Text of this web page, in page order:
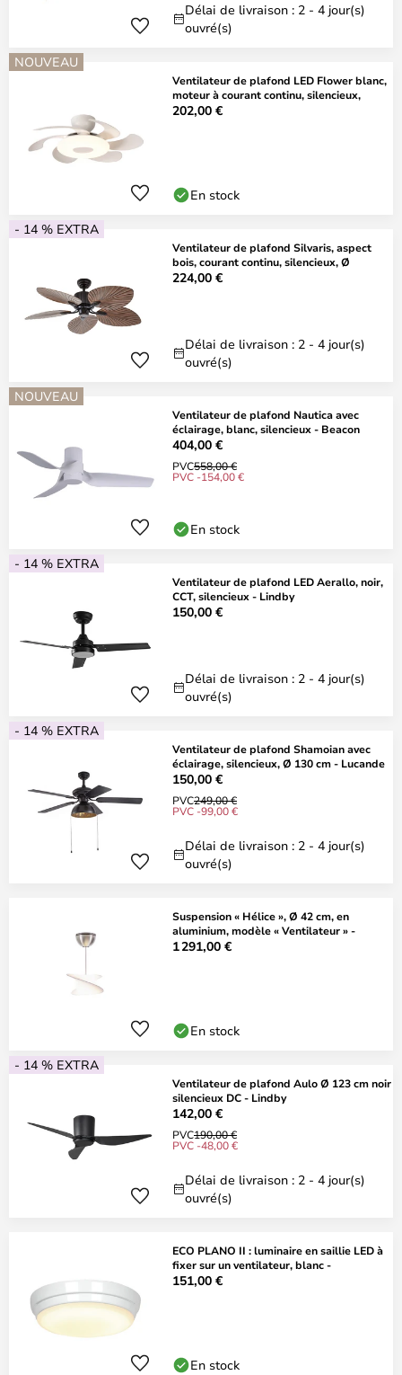
Délai de livraison : 2 - 4 jour(s)
ouvré(s)
NOUVEAU
Ventilateur de plafond LED Flower blanc,
moteur à courant continu, silencieux,
202,00 €
En stock
- 14 % EXTRA
Ventilateur de plafond Silvaris, aspect
bois, courant continu, silencieux, Ø
224,00 €
Délai de livraison : 2 - 4 jour(s)
ouvré(s)
NOUVEAU
Ventilateur de plafond Nautica avec
éclairage, blanc, silencieux - Beacon
404,00 €
PVC558,00 €
PVC -154,00 €
En stock
- 14 % EXTRA
Ventilateur de plafond LED Aerallo, noir,
CCT, silencieux - Lindby
150,00 €
Délai de livraison : 2 - 4 jour(s)
ouvré(s)
- 14 % EXTRA
Ventilateur de plafond Shamoian avec
éclairage, silencieux, Ø 130 cm - Lucande
150,00 €
PVC249,00 €
PVC -99,00 €
Délai de livraison : 2 - 4 jour(s)
ouvré(s)
Suspension « Hélice », Ø 42 cm, en
aluminium, modèle « Ventilateur » -
1 291,00 €
En stock
- 14 % EXTRA
Ventilateur de plafond Aulo Ø 123 cm noir
silencieux DC - Lindby
142,00 €
PVC190,00 €
PVC -48,00 €
Délai de livraison : 2 - 4 jour(s)
ouvré(s)
ECO PLANO II : luminaire en saillie LED à
fixer sur un ventilateur, blanc -
151,00 €
En stock